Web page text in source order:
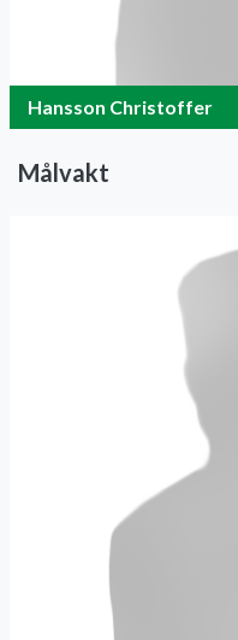
Hansson Christoffer
Målvakt